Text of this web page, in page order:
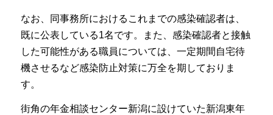
なお、同事務所におけるこれまでの感染確認者は、
既に公表している1名です。また、感染確認者と接触
した可能性がある職員については、一定期間自宅待
機させるなど感染防止対策に万全を期しておりま
す。
街角の年金相談センター新潟に設けていた新潟東年